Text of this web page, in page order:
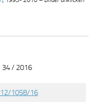
34 / 2016
1058/16